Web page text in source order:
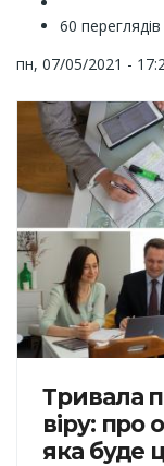
60 переглядів
пн, 07/05/2021 -
Тривала
віру: про
яка буде